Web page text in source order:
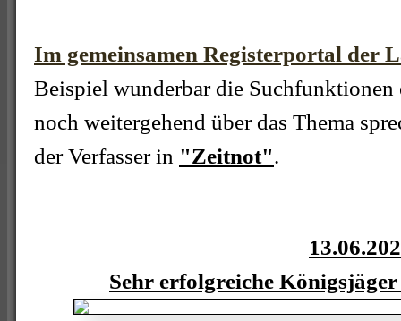
Im gemeinsamen Registerportal der
Beispiel wunderbar die
noch weitergehend über das Thema
der Verfasser in "Zeitnot".
Sehr erfolgreiche